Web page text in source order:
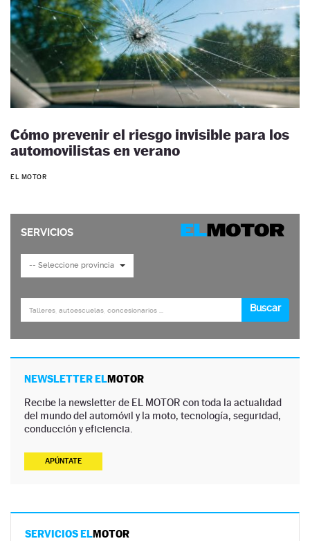
Cómo prevenir el riesgo invisible para los
automovilistas en verano
EL MOTOR
NEWSLETTER ELMOTOR
Recibe la newsletter de EL MOTOR con toda la actualidad
del mundo del automóvil y la moto, tecnología, seguridad,
conducción y eficiencia.
APÚNTATE
SERVICIOS ELMOTOR